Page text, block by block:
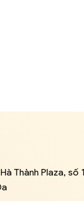
Thành Plaza, số